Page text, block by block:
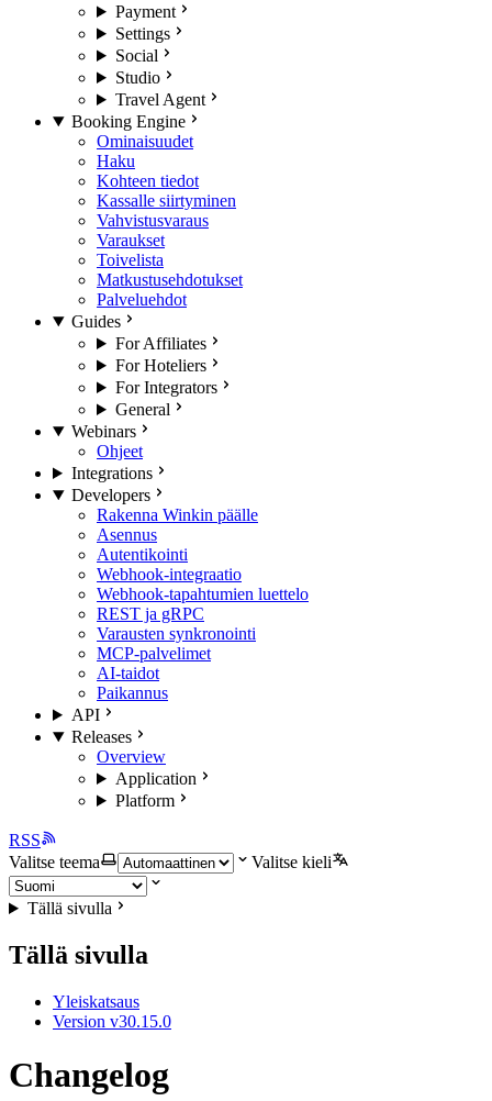
Payment
Settings
Social
Studio
Travel Agent
Booking Engine
Ominaisuudet
Haku
Kohteen tiedot
Kassalle siirtyminen
Vahvistusvaraus
Varaukset
Toivelista
Matkustusehdotukset
Palveluehdot
Guides
For Affiliates
For Hoteliers
For Integrators
General
Webinars
Ohjeet
Integrations
Developers
Rakenna Winkin päälle
Asennus
Autentikointi
Webhook-integraatio
Webhook-tapahtumien luettelo
REST ja gRPC
Varausten synkronointi
MCP-palvelimet
AI-taidot
Paikannus
API
Releases
Overview
Application
Platform
RSS
Valitse teema
Valitse kieli
Tällä sivulla
Tällä sivulla
Yleiskatsaus
Version v30.15.0
Changelog